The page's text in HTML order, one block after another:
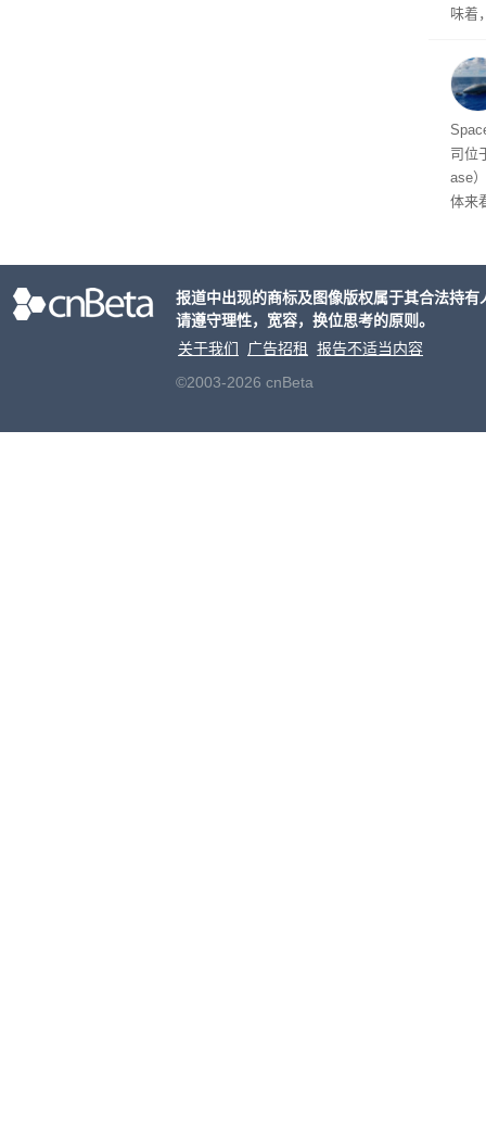
味着
2亿
海
司位
ase
体来
报道中出现的商标及图像版权属于其合法持
请遵守理性，宽容，换位思考的原则。
关于我们
广告招租
报告不适当内容
©2003-2026 cnBeta